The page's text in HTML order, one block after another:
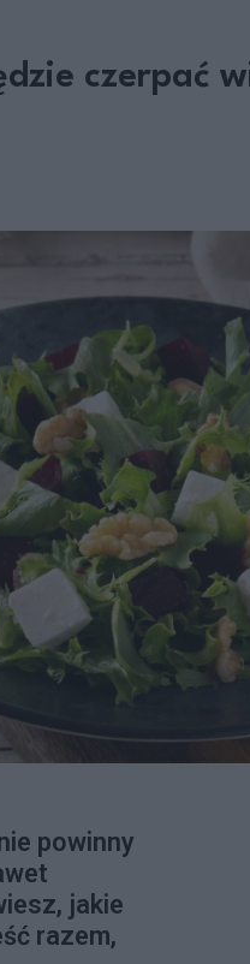
czerpać
powinny
jakie
razem,